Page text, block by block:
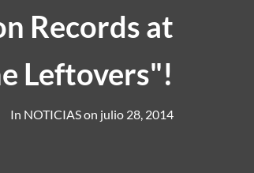
Records at
Leftovers"!
In NOTICIASon julio 28, 2014